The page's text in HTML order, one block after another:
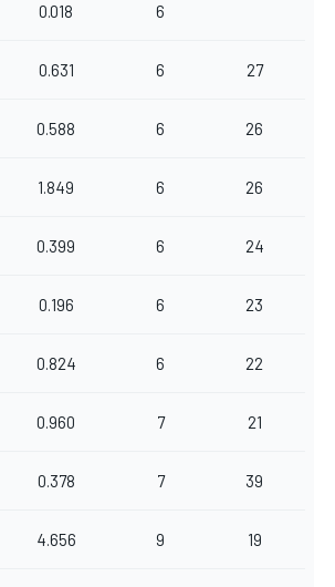
0.018 6
0.631 6 27
0.588 6 26
1.849 6 26
0.399 6 24
0.196 6 23
0.824 6 22
0.960 7 21
0.378 7 39
4.656 9 19